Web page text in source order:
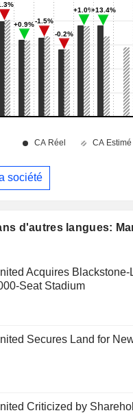
d'autres langues:
Acquires
Seat Stadium
Secures Land for
Criticized by
société